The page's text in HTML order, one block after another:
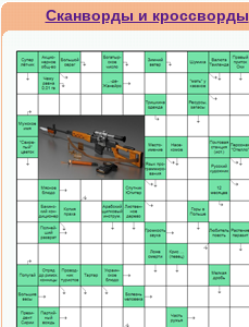
Сканворды и кроссворды